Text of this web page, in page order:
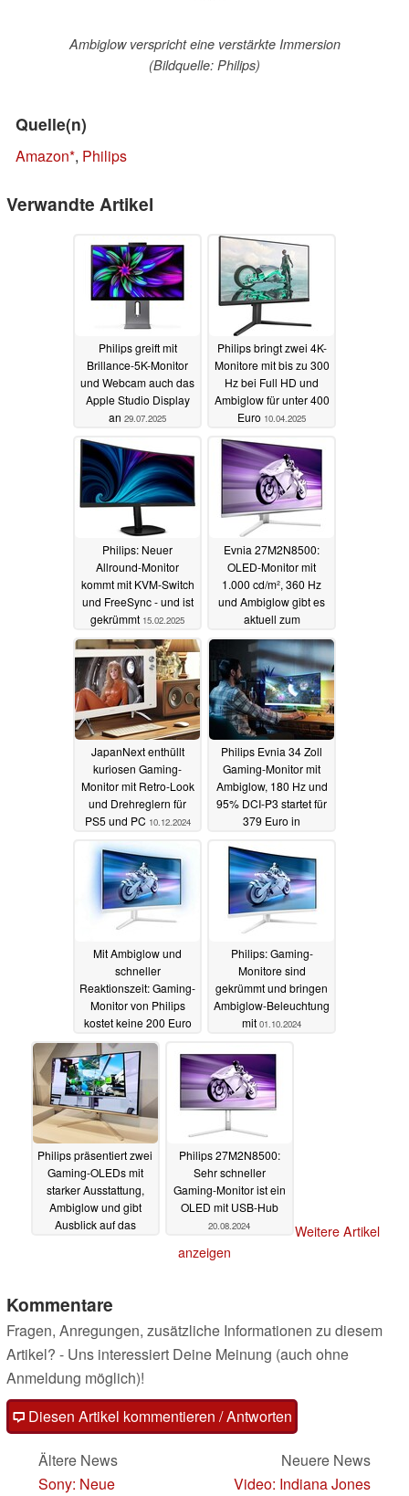
Ambiglow verspricht eine verstärkte Immersion
(Bildquelle: Philips)
Quelle(n)
Amazon , Philips
Verwandte Artikel
Philips greift mit
Brillance-5K-Monitor
und Webcam auch das
Apple Studio Display
an 29.07.2025
Philips bringt zwei 4K-
Monitore mit bis zu 300
Hz bei Full HD und
Ambiglow für unter 400
Euro 10.04.2025
Philips: Neuer
Allround-Monitor
kommt mit KVM-Switch
und FreeSync - und ist
gekrümmt 15.02.2025
Evnia 27M2N8500:
OLED-Monitor mit
1.000 cd/m², 360 Hz
und Ambiglow gibt es
aktuell zum
Schnäppchenpreis
17.12.2024
JapanNext enthüllt
kuriosen Gaming-
Monitor mit Retro-Look
und Drehreglern für
PS5 und PC 10.12.2024
Philips Evnia 34 Zoll
Gaming-Monitor mit
Ambiglow, 180 Hz und
95% DCI-P3 startet für
379 Euro in
Mit Ambiglow und
schneller
Reaktionszeit: Gaming-
Monitor von Philips
kostet keine 200 Euro
09.10.2024
Philips: Gaming-
Monitore sind
gekrümmt und bringen
Ambiglow-Beleuchtung
mit 01.10.2024
Philips präsentiert zwei
Gaming-OLEDs mit
starker Ausstattung,
Ambiglow und gibt
Ausblick auf das
Philips 27M2N8500:
Sehr schneller
Gaming-Monitor ist ein
OLED mit USB-Hub
20.08.2024
Weitere Artikel
anzeigen
Kommentare
Fragen, Anregungen, zusätzliche Informationen zu diesem
Artikel? - Uns interessiert Deine Meinung (auch ohne
Anmeldung möglich)!
Diesen Artikel kommentieren / Antworten
Ältere News
Sony: Neue
Neuere News
Video: Indiana Jones